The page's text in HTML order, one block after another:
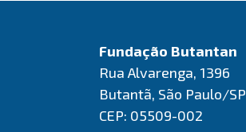
Fundação Butantan
Rua Alvarenga, 1396
Butantã, São Paulo/SP
CEP: 05509-002